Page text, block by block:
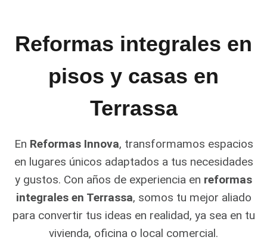
Reformas integrales en
pisos y casas en
Terrassa
En Reformas Innova, transformamos espacios
en lugares únicos adaptados a tus necesidades
y gustos. Con años de experiencia en reformas
integrales en Terrassa, somos tu mejor aliado
para convertir tus ideas en realidad, ya sea en tu
vivienda, oficina o local comercial.